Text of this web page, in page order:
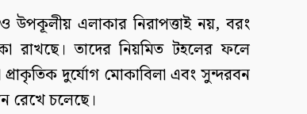
এলাকার নিরাপত্তাই নয়, বরং
রাখছে। তাদের নিয়মিত টহলের ফলে
দুর্যোগ মোকাবিলা এবং সুন্দরবন
রেখে চলেছে।